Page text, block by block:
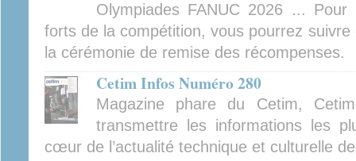
Olympiades FANUC 2026 ...
forts de la compétition, vous pourrez
la cérémonie de remise des récompenses.
Cetim Infos Numéro 280
Magazine phare du Cetim,
transmettre les informations les
cœur de l’actualité technique et culturelle